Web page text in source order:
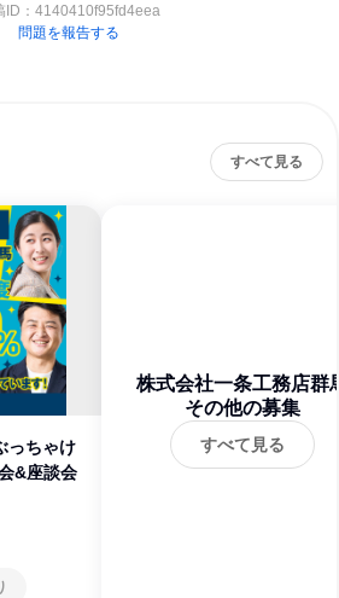
ID： 4140410f95fd4eea
問題を報告する
すべて見る
っちゃけ
&座談会
株式会社一条工務店群
その他の募集
すべて見る